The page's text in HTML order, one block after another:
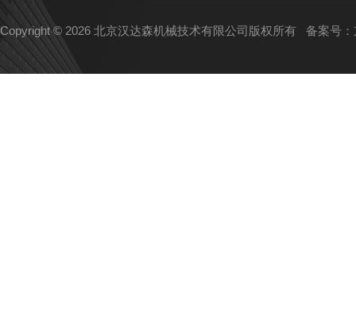
Copyright © 2026 北京汉达森机械技术有限公司版权所有 备案号：